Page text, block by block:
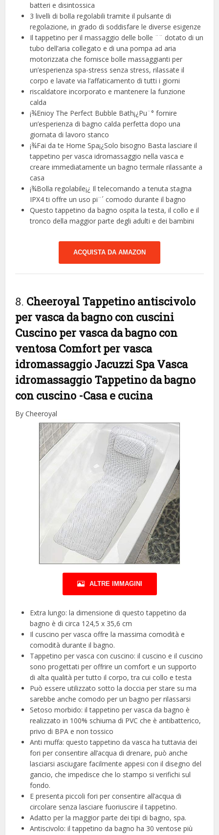
batteri e disintossica
3 livelli di bolla regolabili tramite il pulsante di
regolazione, in grado di soddisfare le diverse esigenze
Il tappetino per il massaggio delle bolle ¨¨ dotato di un
tubo dell’aria collegato e di una pompa ad aria
motorizzata che fornisce bolle massaggianti per
un’esperienza spa-stress senza stress, rilassate il
corpo e lavate via l’affaticamento di tutti i giorni
riscaldatore incorporato e mantenere la funzione
calda
¡¾Enioy The Perfect Bubble Bath¡¿Pu¨° fornire
un’esperienza di bagno calda perfetta dopo una
giornata di lavoro stanco
¡¾Fai da te Home Spa¡¿Solo bisogno Basta lasciare il
tappetino per vasca idromassaggio nella vasca e
creare immediatamente un bagno termale rilassante a
casa
¡¾Bolla regolabile¡¿ Il telecomando a tenuta stagna
IPX4 ti offre un uso pi¨´ comodo durante il bagno
Questo tappetino da bagno ospita la testa, il collo e il
tronco della maggior parte degli adulti e dei bambini
ACQUISTA DA AMAZON
8. Cheeroyal Tappetino antiscivolo
per vasca da bagno con cuscini
Cuscino per vasca da bagno con
ventosa Comfort per vasca
idromassaggio Jacuzzi Spa Vasca
idromassaggio Tappetino da bagno
con cuscino -Casa e cucina
By Cheeroyal
ALTRE IMMAGINI
Extra lungo: la dimensione di questo tappetino da
bagno è di circa 124,5 x 35,6 cm
Il cuscino per vasca offre la massima comodità e
comodità durante il bagno.
Tappetino per vasca con cuscino: il cuscino e il cuscino
sono progettati per offrire un comfort e un supporto
di alta qualità per tutto il corpo, tra cui collo e testa
Può essere utilizzato sotto la doccia per stare su ma
sarebbe anche comodo per un bagno per rilassarsi
Setoso morbido: il tappetino per vasca da bagno è
realizzato in 100% schiuma di PVC che è antibatterico,
privo di BPA e non tossico
Anti muffa: questo tappetino da vasca ha tuttavia dei
fori per consentire all’acqua di drenare, può anche
lasciarsi asciugare facilmente appesi con il disegno del
gancio, che impedisce che lo stampo si verifichi sul
fondo.
E presenta piccoli fori per consentire all’acqua di
circolare senza lasciare fuoriuscire il tappetino.
Adatto per la maggior parte dei tipi di bagno, spa.
Antiscivolo: il tappetino da bagno ha 30 ventose più